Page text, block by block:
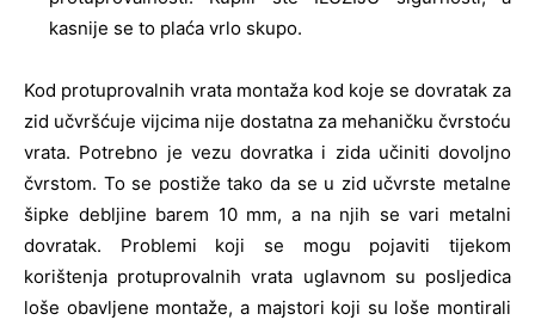
kasnije se to plaća vrlo skupo.
Kod protuprovalnih vrata montaža kod koje se dovratak za
zid učvršćuje vijcima nije dostatna za mehaničku čvrstoću
vrata. Potrebno je vezu dovratka i zida učiniti dovoljno
čvrstom. To se postiže tako da se u zid učvrste metalne
šipke debljine barem 10 mm, a na njih se vari metalni
dovratak. Problemi koji se mogu pojaviti tijekom
korištenja protuprovalnih vrata uglavnom su posljedica
loše obavljene montaže, a majstori koji su loše montirali